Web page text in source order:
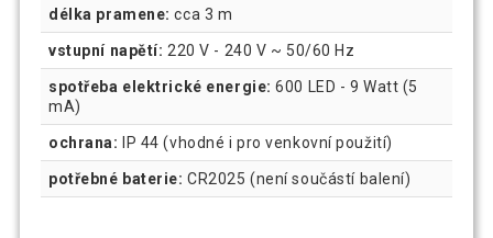
délka pramene: cca 3 m
vstupní napětí: 220 V - 240 V ~ 50/60 Hz
spotřeba elektrické energie: 600 LED - 9 Watt (5
mA)
ochrana: IP 44 (vhodné i pro venkovní použití)
potřebné baterie: CR2025 (není součástí balení)